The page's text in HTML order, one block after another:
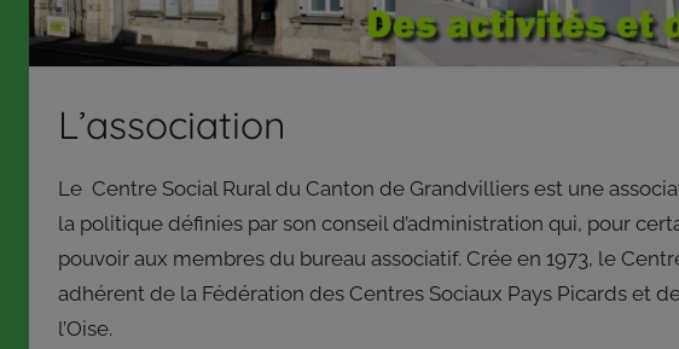
répond
et
la
politique
définies
son
conseil
L’association
Le Centre Social Rural du Canton de Grandvilliers est une
la politique définies par son conseil d’administration qui, pour
pouvoir aux membres du bureau associatif. Crée en 1973, le
adhérent de la Fédération des Centres Sociaux Pays Picards et
l’Oise.